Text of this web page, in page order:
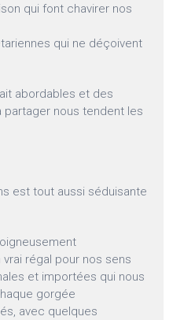
qui font chavirer nos
qui ne déçoivent
abordables et des
partager nous tendent les
est tout aussi séduisante
régal pour nos sens
et importées qui nous
gorgée
avec quelques